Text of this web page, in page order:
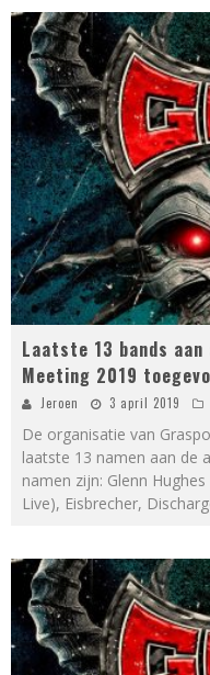
Laatste 13 bands
Meeting 2019
Jeroen 3 april 2019
De organisatie van
laatste 13 namen aan de
namen zijn: Glenn
Live), Eisbrecher,